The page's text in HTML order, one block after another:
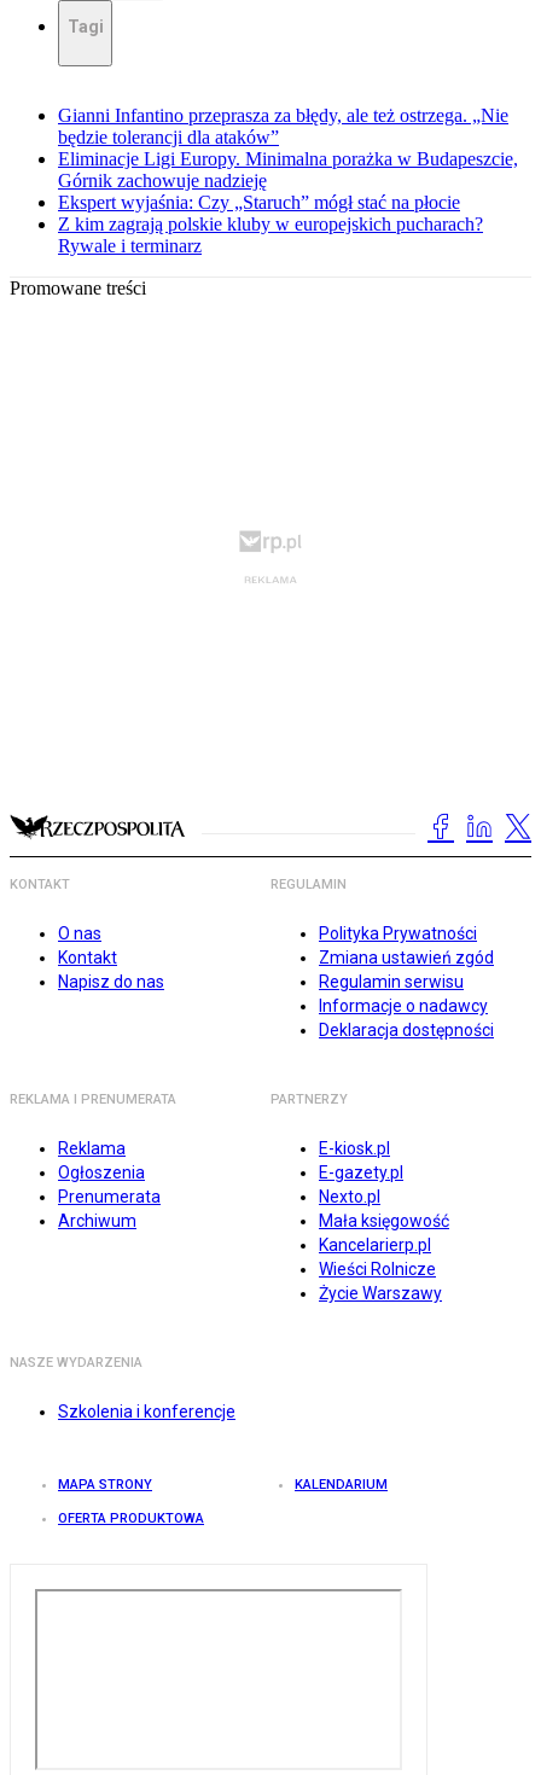
Tagi
Gianni Infantino przeprasza za błędy, ale też ostrzega. „Nie
będzie tolerancji dla ataków”
Eliminacje Ligi Europy. Minimalna porażka w Budapeszcie,
Górnik zachowuje nadzieję
Ekspert wyjaśnia: Czy „Staruch” mógł stać na płocie
Z kim zagrają polskie kluby w europejskich pucharach?
Rywale i terminarz
Promowane treści
KONTAKT
O nas
Kontakt
Napisz do nas
REGULAMIN
Polityka Prywatności
Zmiana ustawień zgód
Regulamin serwisu
Informacje o nadawcy
Deklaracja dostępności
REKLAMA I PRENUMERATA
Reklama
Ogłoszenia
Prenumerata
Archiwum
PARTNERZY
E-kiosk.pl
E-gazety.pl
Nexto.pl
Mała księgowość
Kancelarierp.pl
Wieści Rolnicze
Życie Warszawy
NASZE WYDARZENIA
Szkolenia i konferencje
MAPA STRONY KALENDARIUM
OFERTA PRODUKTOWA